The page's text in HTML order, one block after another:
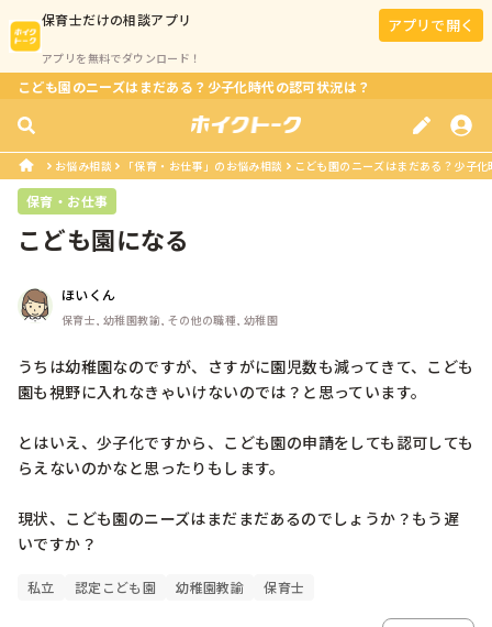
保育士だけの相談アプリ
アプリを無料でダウンロード！
アプリで開く
こども園のニーズはまだある？少子化時代の認可状況は？
お悩み相談 「保育・お仕事」のお悩み相談 こども園のニーズはまだある？少子
保育・お仕事
こども園になる
ほいくん
保育士, 幼稚園教諭, その他の職種, 幼稚園
うちは幼稚園なのですが、さすがに園児数も減ってきて、こども
園も視野に入れなきゃいけないのでは？と思っています。
とはいえ、少子化ですから、こども園の申請をしても認可しても
らえないのかなと思ったりもします。
現状、こども園のニーズはまだまだあるのでしょうか？もう遅
いですか？
私立 認定こども園 幼稚園教諭 保育士